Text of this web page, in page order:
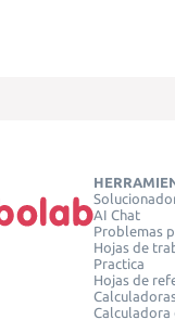
AI Chat
Problemas
Hojas de
Practica
Hojas de
Calculadora